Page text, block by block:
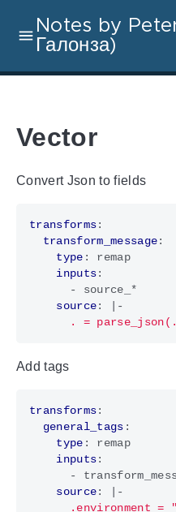
Notes by
Галонза)
Vector
Convert Json to fields
transforms:
transform_message:
type :
remap
inputs:
- source_*
source:
|-
. =
Add tags
transforms:
general_tags :
type :
remap
inputs:
-
source:
|-